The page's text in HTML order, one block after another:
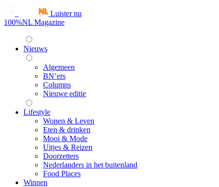
Luister nu
100%NL Magazine
Nieuws
Algemeen
BN’ers
Columns
Nieuwe editie
Lifestyle
Wonen & Leven
Eten & drinken
Mooi & Mode
Uitjes & Reizen
Doorzetters
Nederlanders in het buitenland
Food Places
Winnen